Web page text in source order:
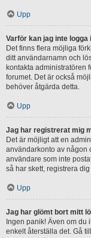
Upp
Varför kan jag inte logga
Det finns flera möjliga
ditt användarnamn och
kontakta administratören
forumet. Det är också
behöver åtgärda detta.
Upp
Jag har registrerat mig
Det är möjligt att en
användarkonto av någon
användare som inte
så har skett, registrera
Upp
Jag har glömt bort mitt
Ingen panik! Även om du
enkelt återställa det. Gå